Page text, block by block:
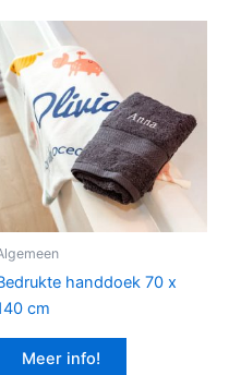
handdoek 70 x
cm
Meer info!